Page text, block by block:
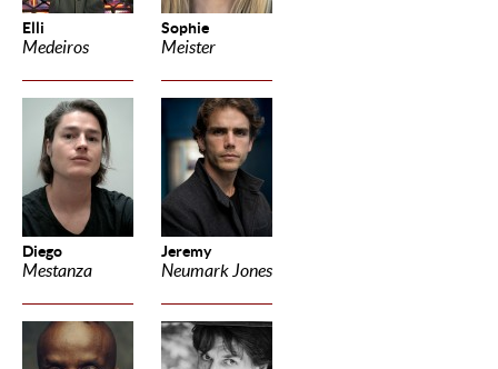
Elli
Medeiros
Sophie
Meister
Diego
Mestanza
Jeremy
Neumark Jones